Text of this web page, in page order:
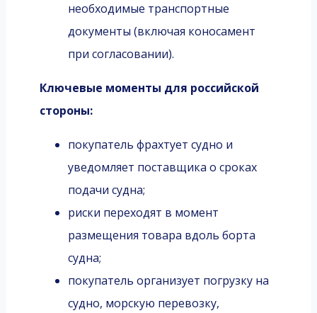
необходимые транспортные
документы (включая коносамент
при согласовании).
Ключевые моменты для российской
стороны:
покупатель фрахтует судно и
уведомляет поставщика о сроках
подачи судна;
риски переходят в момент
размещения товара вдоль борта
судна;
покупатель организует погрузку на
судно, морскую перевозку,